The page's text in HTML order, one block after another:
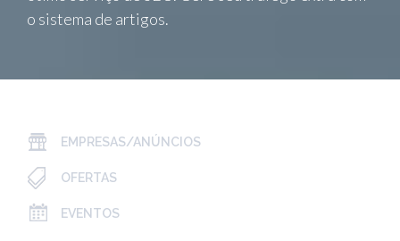
o sistema de artigos.
EMPRESAS/ANÚNCIOS
OFERTAS
EVENTOS